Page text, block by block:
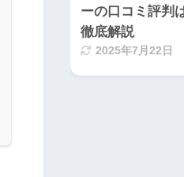
ーの口コミ評判
徹底解説
2025年7月22日